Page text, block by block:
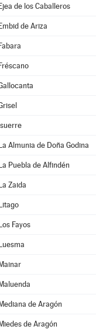
Ejea de los Caballeros
Embid de Ariza
Fabara
Fréscano
Isuerre
La Almunia de Doña Godina
La Puebla de Alfindén
La Zaida
Litago
Los Fayos
Luesma
Mainar
Maluenda
Mediana de Aragón
Miedes de Aragón